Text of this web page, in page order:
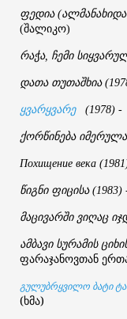
ფედია(
(შალიკო)
რაჭა, ჩემი
დათა თუთაშხია
ყვარყვარე(1978) -
ქორწინება
Похищение века
წიგნი ფიცისა(1983)
მაცივარში ვიღაც
ამბავი სურამის
ფარაჯანოვთან
გულუბრყვილო ბატი
(ხმა)